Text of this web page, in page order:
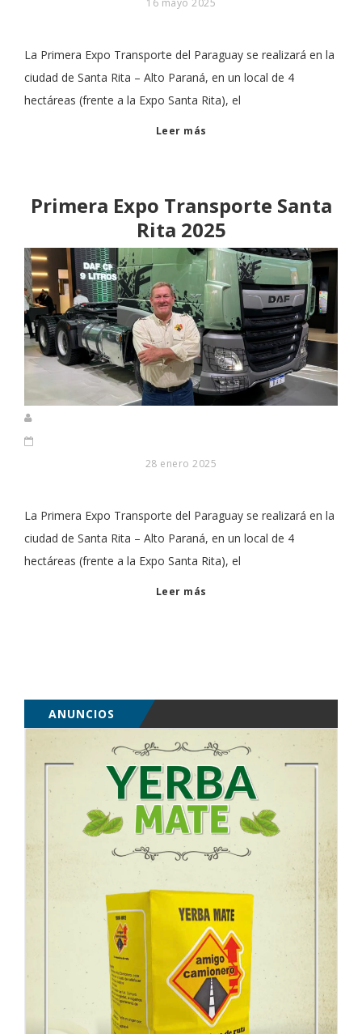
16 mayo 2025
La Primera Expo Transporte del Paraguay se realizará en la
ciudad de Santa Rita – Alto Paraná, en un local de 4
hectáreas (frente a la Expo Santa Rita), el
Leer más
Primera Expo Transporte Santa
Rita 2025
28 enero 2025
La Primera Expo Transporte del Paraguay se realizará en la
ciudad de Santa Rita – Alto Paraná, en un local de 4
hectáreas (frente a la Expo Santa Rita), el
Leer más
ANUNCIOS